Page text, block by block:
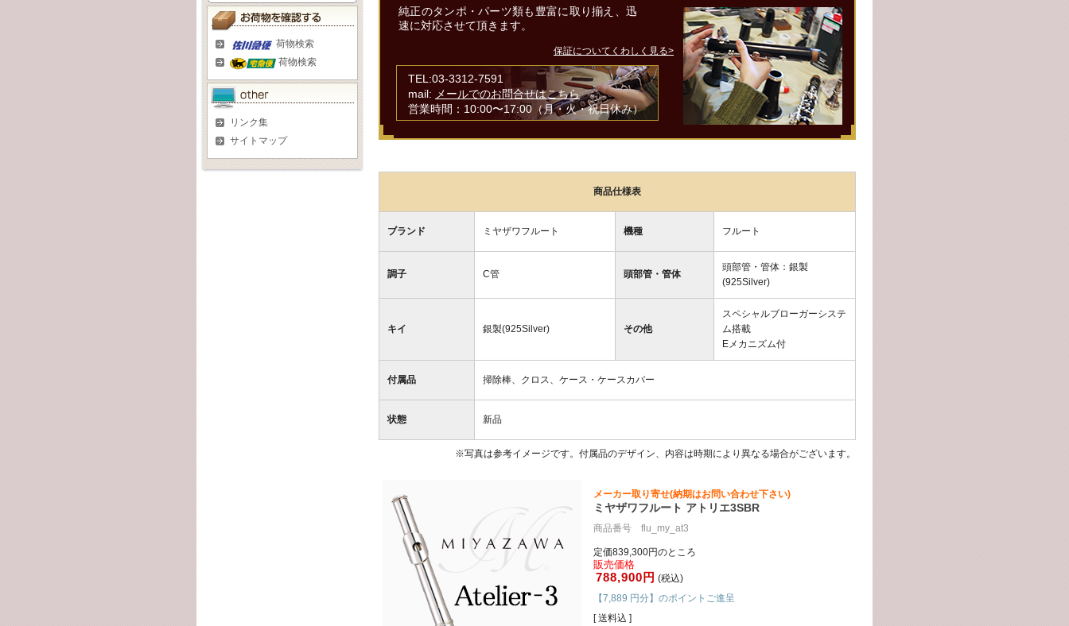
荷物検索
荷物検索
リンク集
サイトマップ
純正のタンポ・パーツ類も豊富に取り揃え、迅
速に対応させて頂きます。
保証についてくわしく見る>
TEL:03-3312-7591
mail: メールでのお問合せはこちら
営業時間：10:00〜17:00（月・火・祝日休み）
商品仕様表
ブランド ミヤザワフルート 機種 フルート
調子 C管 頭部管・管体
頭部管・管体：銀製
(925Silver)
キイ 銀製(925Silver) その他
スペシャルブローガーシステ
ム搭載
Eメカニズム付
付属品 掃除棒、クロス、ケース・ケースカバー
状態 新品
※写真は参考イメージです。付属品のデザイン、内容は時期により異なる場合がございます。
メーカー取り寄せ(納期はお問い合わせ下さい)
ミヤザワフルート アトリエ3SBR
商品番号 flu_my_at3
定価839,300円のところ
販売価格
788,900円 (税込)
【7,889 円分】のポイントご進呈
[ 送料込 ]